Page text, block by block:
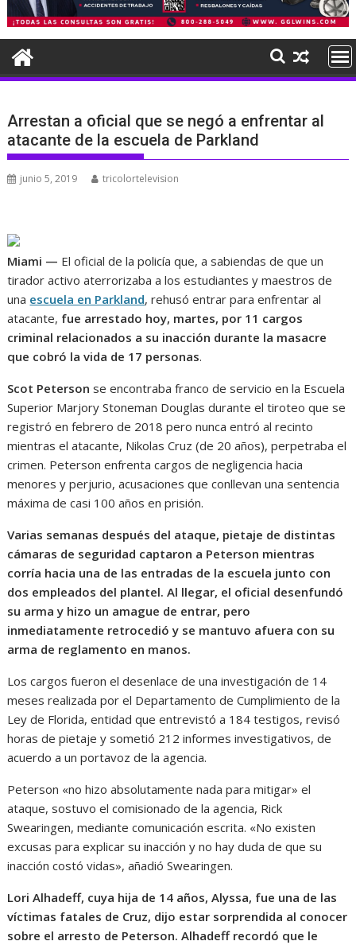
Arrestan a oficial que se negó a enfrentar al
atacante de la escuela de Parkland
junio 5, 2019 tricolortelevision
Miami — El oficial de la policía que, a sabiendas de que un
tirador activo aterrorizaba a los estudiantes y maestros de
una escuela en Parkland, rehusó entrar para enfrentar al
atacante, fue arrestado hoy, martes, por 11 cargos
criminal relacionados a su inacción durante la masacre
que cobró la vida de 17 personas.
Scot Peterson se encontraba franco de servicio en la Escuela
Superior Marjory Stoneman Douglas durante el tiroteo que se
registró en febrero de 2018 pero nunca entró al recinto
mientras el atacante, Nikolas Cruz (de 20 años), perpetraba el
crimen. Peterson enfrenta cargos de negligencia hacia
menores y perjurio, acusaciones que conllevan una sentencia
máxima de casi 100 años en prisión.
Varias semanas después del ataque, pietaje de distintas
cámaras de seguridad captaron a Peterson mientras
corría hacia una de las entradas de la escuela junto con
dos empleados del plantel. Al llegar, el oficial desenfundó
su arma y hizo un amague de entrar, pero
inmediatamente retrocedió y se mantuvo afuera con su
arma de reglamento en manos.
Los cargos fueron el desenlace de una investigación de 14
meses realizada por el Departamento de Cumplimiento de la
Ley de Florida, entidad que entrevistó a 184 testigos, revisó
horas de pietaje y sometió 212 informes investigativos, de
acuerdo a un portavoz de la agencia.
Peterson «no hizo absolutamente nada para mitigar» el
ataque, sostuvo el comisionado de la agencia, Rick
Swearingen, mediante comunicación escrita. «No existen
excusas para explicar su inacción y no hay duda de que su
inacción costó vidas», añadió Swearingen.
Lori Alhadeff, cuya hija de 14 años, Alyssa, fue una de las
víctimas fatales de Cruz, dijo estar sorprendida al conocer
sobre el arresto de Peterson. Alhadeff recordó que le